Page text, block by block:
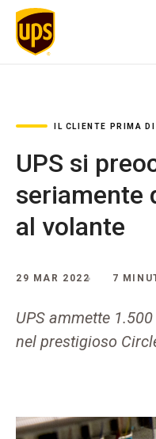
IL CLIENTE PRIMA
UPS si
seriamente
al volante
29 MAR 2022 7
UPS ammette
nel prestigioso